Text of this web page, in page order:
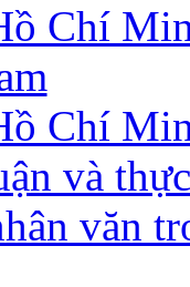
Chí
Chí
và
văn